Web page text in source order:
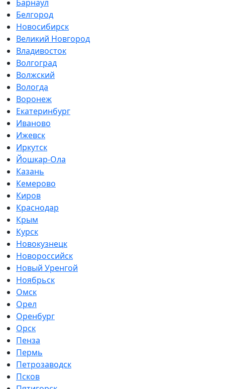
Барнаул
Белгород
Новосибирск
Великий Новгород
Владивосток
Волгоград
Волжский
Вологда
Воронеж
Екатеринбург
Иваново
Ижевск
Иркутск
Йошкар-Ола
Казань
Кемерово
Киров
Краснодар
Крым
Курск
Новокузнецк
Новороссийск
Новый Уренгой
Ноябрьск
Омск
Орел
Оренбург
Орск
Пенза
Пермь
Петрозаводск
Псков